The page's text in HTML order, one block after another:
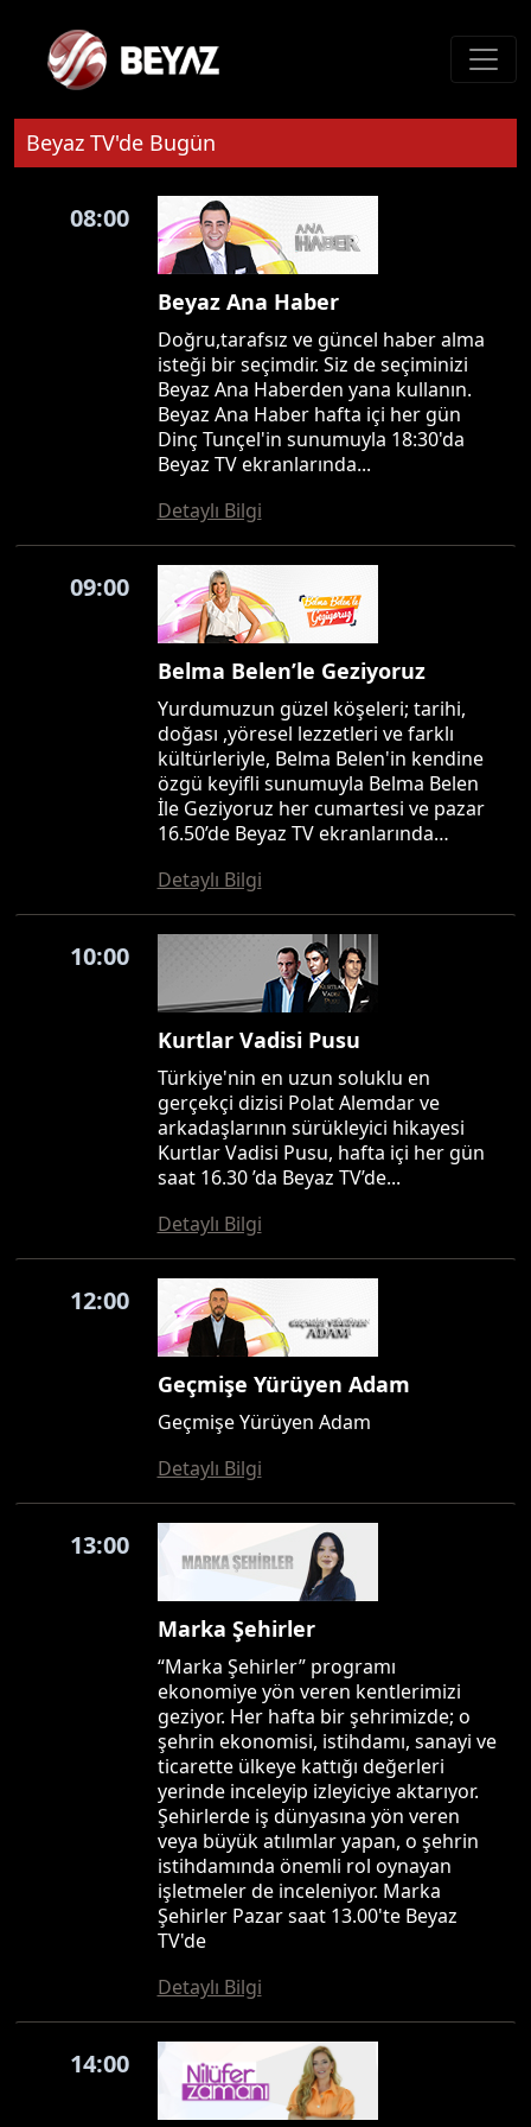
Beyaz TV'de Bugün
08:00
Beyaz Ana Haber
Doğru,tarafsız ve güncel haber alma
isteği bir seçimdir. Siz de seçiminizi
Beyaz Ana Haberden yana kullanın.
Beyaz Ana Haber hafta içi her gün
Dinç Tunçel'in sunumuyla 18:30'da
Beyaz TV ekranlarında...
Detaylı Bilgi
09:00
Belma Belen’le Geziyoruz
Yurdumuzun güzel köşeleri; tarihi,
doğası ,yöresel lezzetleri ve farklı
kültürleriyle, Belma Belen'in kendine
özgü keyifli sunumuyla Belma Belen
İle Geziyoruz her cumartesi ve pazar
16.50’de Beyaz TV ekranlarında…
Detaylı Bilgi
10:00
Kurtlar Vadisi Pusu
Türkiye'nin en uzun soluklu en
gerçekçi dizisi Polat Alemdar ve
arkadaşlarının sürükleyici hikayesi
Kurtlar Vadisi Pusu, hafta içi her gün
saat 16.30 ’da Beyaz TV’de...
Detaylı Bilgi
12:00
Geçmişe Yürüyen Adam
Geçmişe Yürüyen Adam
Detaylı Bilgi
13:00
Marka Şehirler
“Marka Şehirler” programı
ekonomiye yön veren kentlerimizi
geziyor. Her hafta bir şehrimizde; o
şehrin ekonomisi, istihdamı, sanayi ve
ticarette ülkeye kattığı değerleri
yerinde inceleyip izleyiciye aktarıyor.
Şehirlerde iş dünyasına yön veren
veya büyük atılımlar yapan, o şehrin
istihdamında önemli rol oynayan
işletmeler de inceleniyor. Marka
Şehirler Pazar saat 13.00'te Beyaz
TV'de
Detaylı Bilgi
14:00